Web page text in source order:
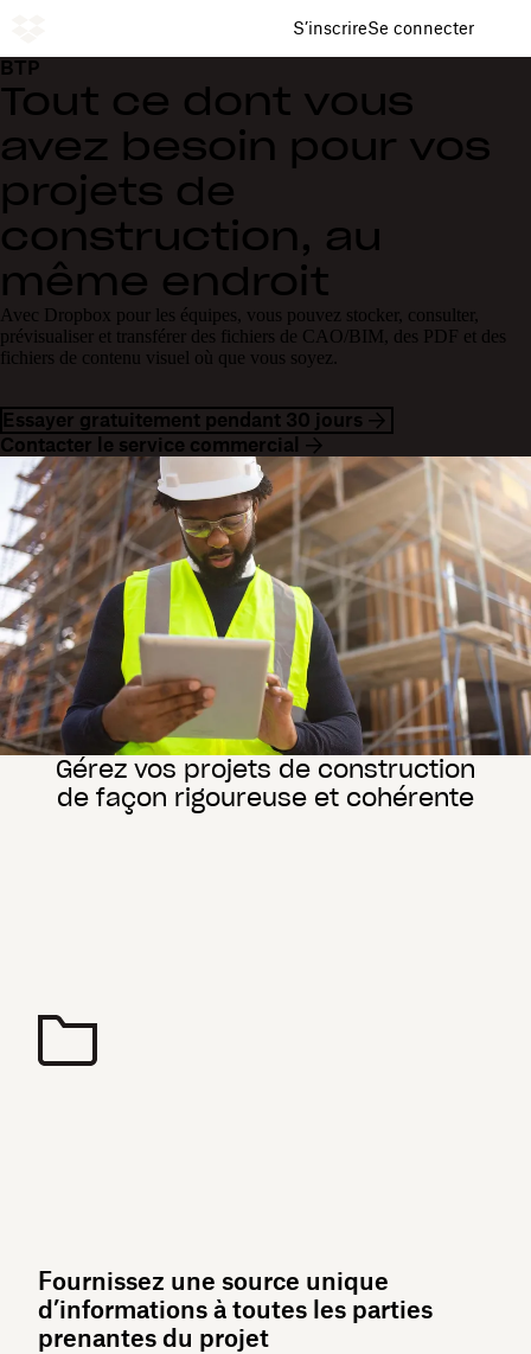
S’inscrireSe connecter
BTP
Tout ce dont vous
avez besoin pour vos
projets de
construction, au
même endroit
Avec Dropbox pour les équipes, vous pouvez stocker, consulter,
prévisualiser et transférer des fichiers de CAO/BIM, des PDF et des
fichiers de contenu visuel où que vous soyez.
Essayer gratuitement pendant 30 jours
Contacter le service commercial
Gérez vos projets de construction
de façon rigoureuse et cohérente
Fournissez une source unique
d’informations à toutes les parties
prenantes du projet